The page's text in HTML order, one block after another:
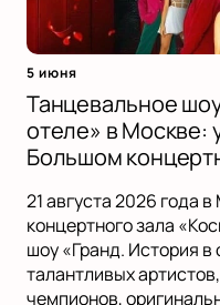
5 июня
Танцевальное
отеле» в Москве:
Большом
21 августа 2026 года
концертного зала
шоу «Гранд. История в
талантливых
чемпионов,